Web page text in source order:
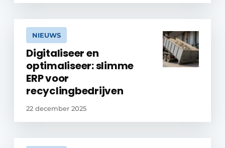
NIEUWS
Digitaliseer en
optimaliseer: slimme
ERP voor
recyclingbedrijven
22 december 2025